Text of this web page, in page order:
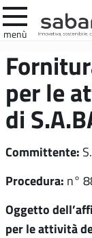
menù
nel
sito
per le
di
Committente:
Procedura: n°
Oggetto
per le attività